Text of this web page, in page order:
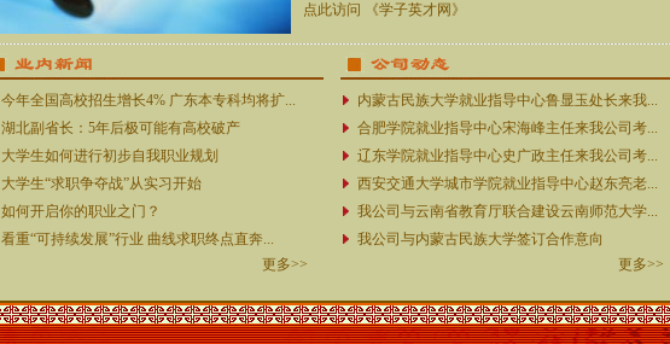
点此访问 《学子英才网》
今年全国高校招生增长4% 广东本专科均将扩...
湖北副省长：5年后极可能有高校破产
大学生如何进行初步自我职业规划
大学生“求职争夺战”从实习开始
如何开启你的职业之门？
看重“可持续发展”行业 曲线求职终点直奔...
更多>>
内蒙古民族大学就业指导中心鲁显玉处长来我...
合肥学院就业指导中心宋海峰主任来我公司考...
辽东学院就业指导中心史广政主任来我公司考...
西安交通大学城市学院就业指导中心赵东亮老...
我公司与云南省教育厅联合建设云南师范大学...
我公司与内蒙古民族大学签订合作意向
更多>>